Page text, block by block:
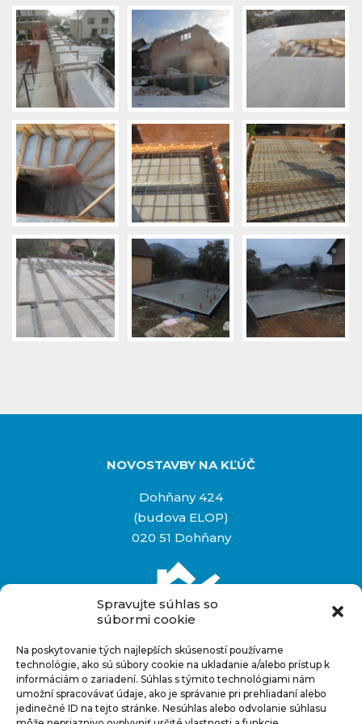
Spravujte súhlas so
súbormi cookie
Na poskytovanie tých najlepších skúseností používame
technológie, ako sú súbory cookie na ukladanie a/alebo prístup k
informáciám o zariadení. Súhlas s týmito technológiami nám
umožní spracovávať údaje, ako je správanie pri prehliadaní alebo
jedinečné ID na tejto stránke. Nesúhlas alebo odvolanie súhlasu
NOVOSTAVBY NA KĽÚČ
Dohňany 424
(budova ELOP)
020 51 Dohňany
Rýchly kontakt
+421 948 927 880
info@novostavbynakluc.sk